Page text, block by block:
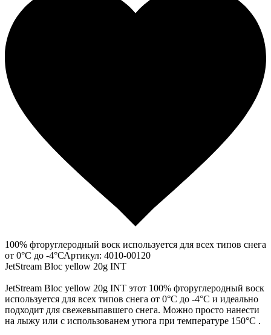
100% фторуглеродный воск используется для всех типов снега
от 0°С до -4°САртикул: 4010-00120
JetStream Bloc yellow 20g INT
JetStream Bloc yellow 20g INT этот 100% фторуглеродный воск
используется для всех типов снега от 0°С до -4°С и идеально
подходит для свежевыпавшего снега. Можно просто нанести
на лыжу или с использованем утюга при температуре 150°С .